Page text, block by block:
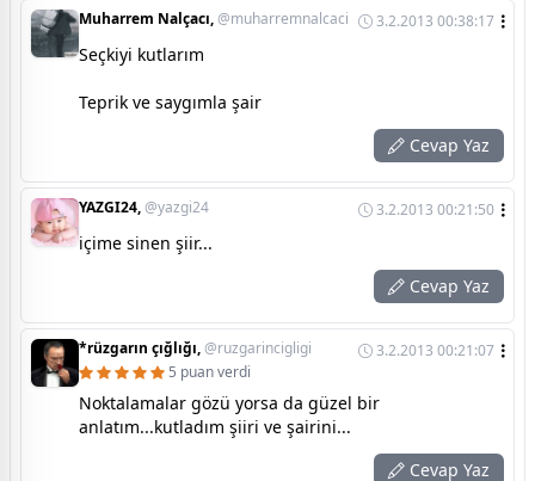
Muharrem Nalçacı,@muharremnalcaci 3.2.2013 00:38:17
Seçkiyi kutlarım
Teprik ve saygımla şair
Cevap Yaz
YAZGI24,@yazgi24 3.2.2013 00:21:50
içime sinen şiir...
Cevap Yaz
*rüzgarın çığlığı,@ruzgarincigligi
3.2.2013 00:21:07
5 puan verdi
Noktalamalar gözü yorsa da güzel bir
anlatım...kutladım şiiri ve şairini...
Cevap Yaz